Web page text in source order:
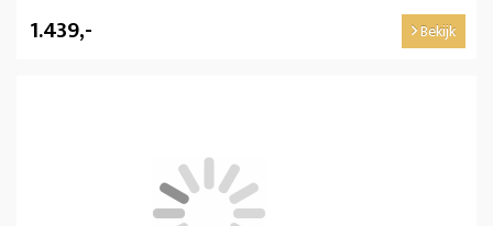
1.439,- Bekijk